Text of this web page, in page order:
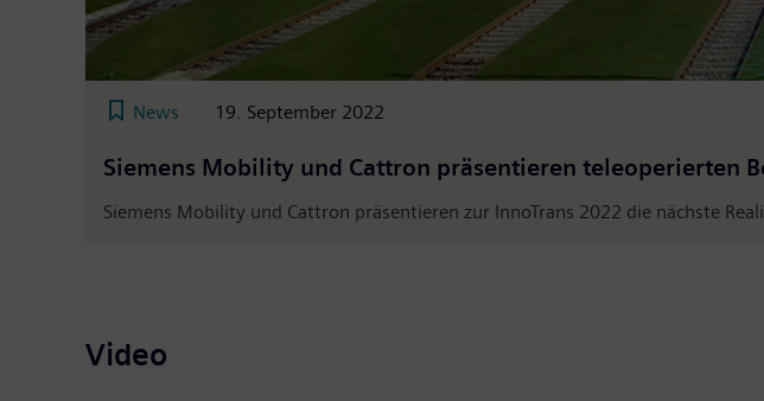
News 19. September 2022
Siemens Mobility und Cattron präsentieren teleoperierten
Siemens Mobility und Cattron präsentieren zur InnoTrans 2022 die nächste
Video